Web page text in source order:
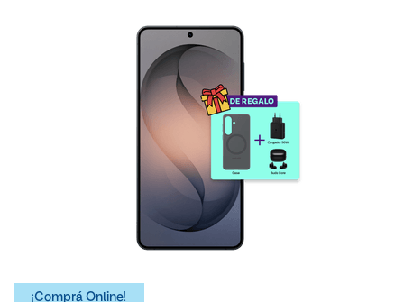
¡Comprá Online!